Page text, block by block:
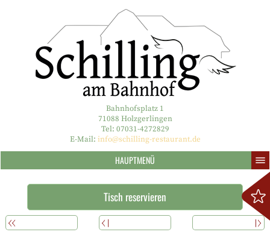
Bahnhofsplatz 1
71088 Holzgerlingen
Tel: 07031-4272829
E-Mail: info@schilling-restaurant.de
HAUPTMENÜ
Tisch reservieren